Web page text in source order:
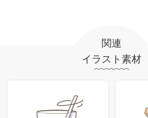
関連
イラスト素材